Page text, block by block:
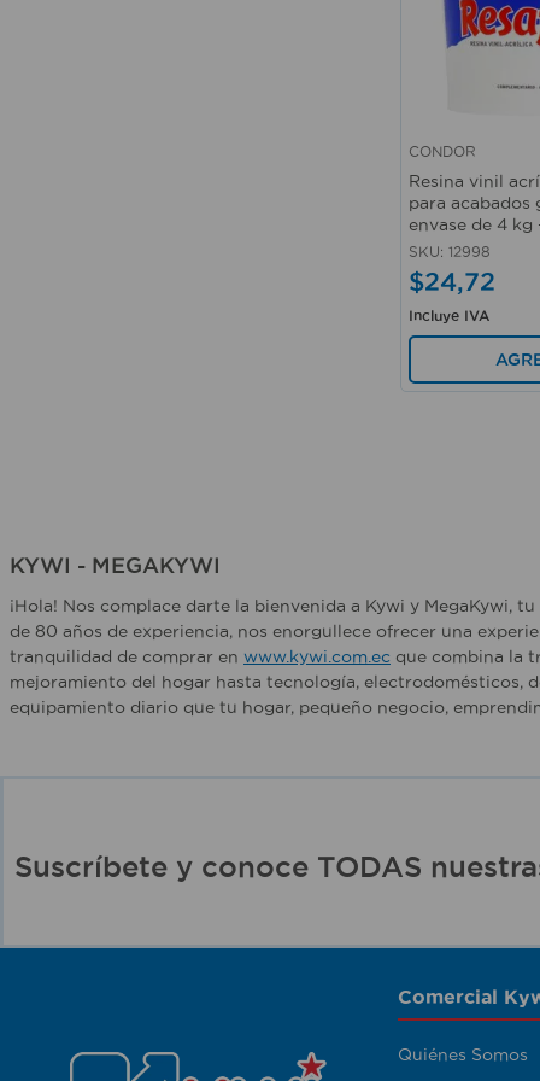
CONDOR
Resina vinil
para acabados
envase de 4 kg
SKU: 12998
$24,72
Incluye IVA
KYWI - MEGAKYWI
¡Hola! Nos complace darte la bienvenida a Kywi y
de 80 años de experiencia, nos enorgullece ofrecer una
tranquilidad de comprar en www.kywi.com.ec que combina la
mejoramiento del hogar hasta tecnología, electrodomésticos,
equipamiento diario que tu hogar, pequeño negocio,
Suscríbete y conoce TODAS
Comercial
Quiénes Somos